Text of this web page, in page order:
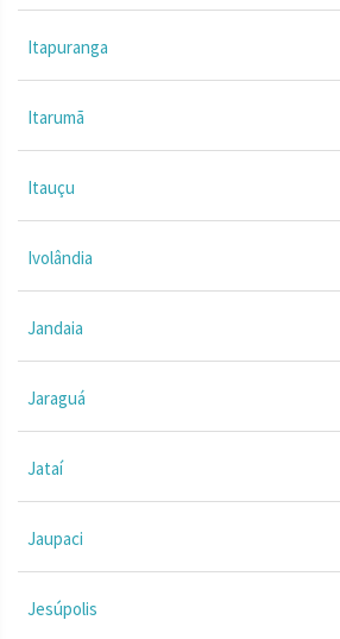
Itapuranga
Itarumã
Itauçu
Ivolândia
Jandaia
Jaraguá
Jataí
Jaupaci
Jesúpolis